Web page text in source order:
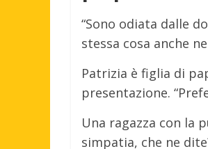
“Sono odiata dalle
stessa cosa anche
Patrizia è figlia di
presentazione.
Una ragazza con la
simpatia, che ne